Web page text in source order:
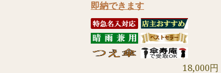
即納できます
18,000円